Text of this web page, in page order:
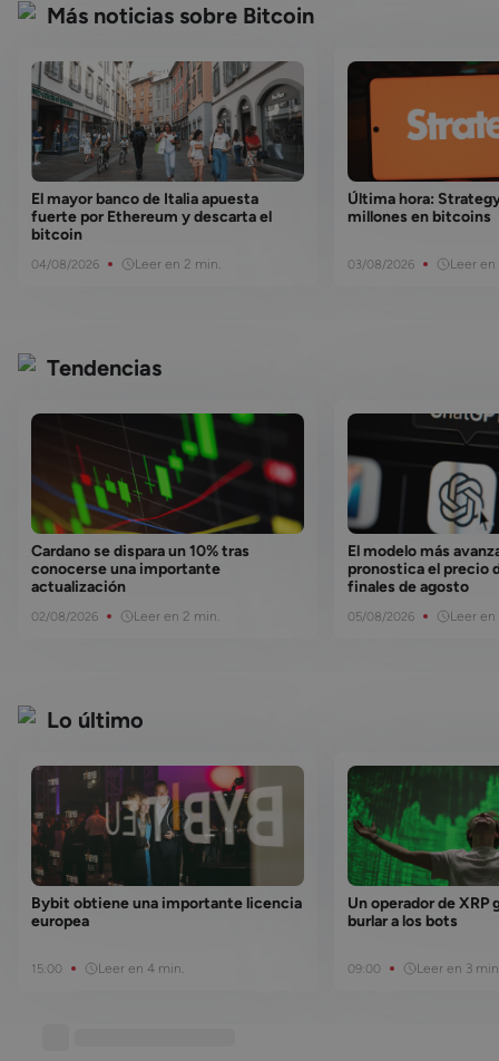
progresivamente, lo que orienta su trabajo a la
contenidos sobre criptomonedas y tecnología
blockchain. Con un máster en neurociencias,
Virginia aporta un enfoque analítico y
estructurado al estudio de la tecnología
blockchain y los mercados digitales.
Actualmente, combina esta perspectiva con su
experiencia multicultural para traducir la
accesible y útil para lectores de todos los
Más noticias sobre Bitcoin
El mayor banco de Italia apuesta
fuerte por Ethereum y descarta el
bitcoin
04/08/2026 Leer en 2 min.
Última hora:
millones en bitcoins
03/08/2026 Leer en
Tendencias
Cardano se dispara un 10% tras
conocerse una importante
actualización
02/08/2026 Leer en 2 min.
El modelo más
pronostica el precio
finales de agosto
05/08/2026 Leer en
Lo último
Bybit obtiene una importante licencia
europea
15:00 Leer en 4 min.
Un operador de XRP
burlar a los bots
09:00 Leer en 3